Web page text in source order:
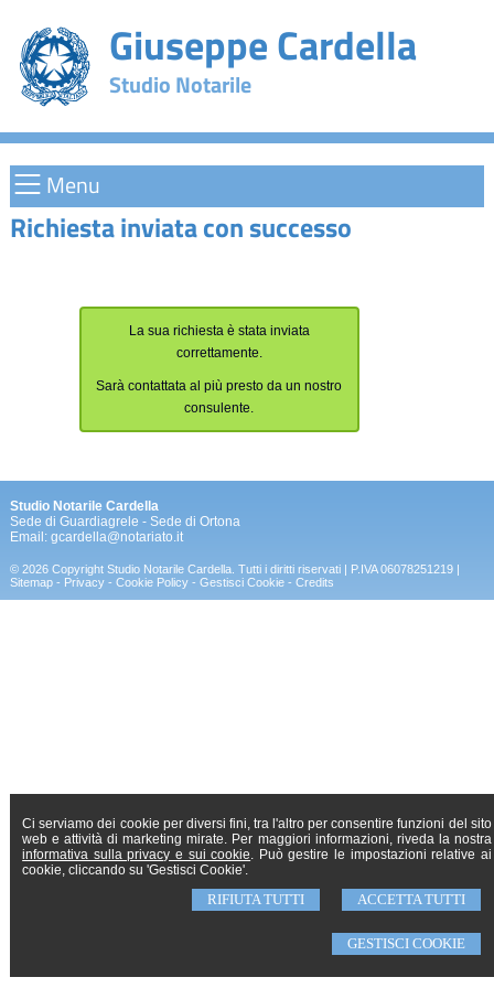
Ci serviamo dei cookie per diversi fini, tra l'altro per consentire funzioni del sito
web e attività di marketing mirate. Per maggiori informazioni, riveda la nostra
informativa sulla privacy e sui cookie. Può gestire le impostazioni relative ai
cookie, cliccando su 'Gestisci Cookie'.
ACCETTA TUTTI
RIFIUTA TUTTI
GESTISCI COOKIE
Giuseppe Cardella
Studio Notarile
Menu
Richiesta inviata con successo
La sua richiesta è stata inviata
correttamente.
Sarà contattata al più presto da un nostro
consulente.
Studio Notarile Cardella
Sede di Guardiagrele - Sede di Ortona
Email: gcardella@notariato.it
© 2026 Copyright Studio Notarile Cardella. Tutti i diritti riservati | P.IVA 06078251219 |
Sitemap- Privacy- Cookie Policy- Gestisci Cookie- Credits